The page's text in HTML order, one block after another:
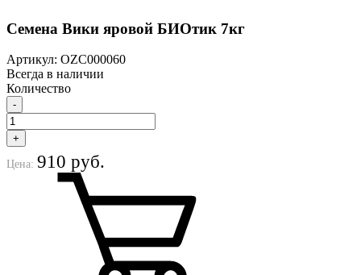
Семена Вики яровой БИОтик 7кг
Артикул: OZС000060
Всегда в наличии
Количество
-
+
Цена: 910 руб.